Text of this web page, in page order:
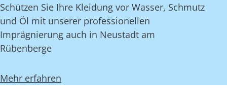
Schützen Sie Ihre Kleidung vor Wasser, Schmutz
und Öl mit unserer professionellen
Imprägnierung auch in Neustadt am
Rübenberge
Mehr erfahren